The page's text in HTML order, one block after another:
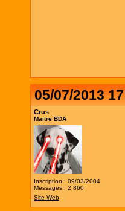
05/07/2013
Crus
Maitre BDA
Inscription : 09/03/2004
Messages : 2 860
Site Web